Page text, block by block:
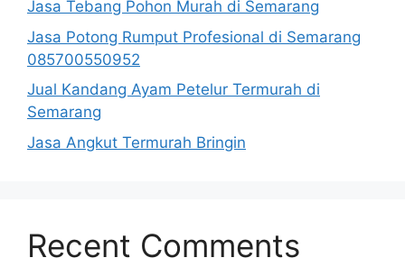
Jasa Tebang Pohon Murah di Semarang
Jasa Potong Rumput Profesional di Semarang
085700550952
Jual Kandang Ayam Petelur Termurah di
Semarang
Jasa Angkut Termurah Bringin
Recent Comments